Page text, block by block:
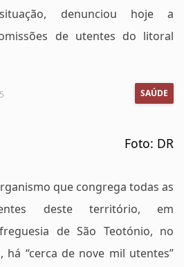
denunciou hoje a
de utentes do litoral
SAÚDE
Foto: DR
que congrega todas as
deste território, em
de São Teotónio, no
há “cerca de nove mil utentes”